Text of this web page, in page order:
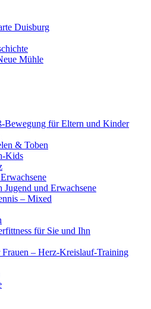
Duisburg
Mühle
Bewegung für Eltern und Kinder
& Toben
Kids
Jugend und Erwachsene
– Mixed
für Sie und Ihn
Frauen – Herz-Kreislauf-Training